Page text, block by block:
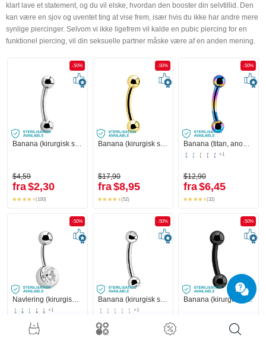
klart lave et statement, og du vil elske, hvordan den booster din selvtillid. Den
kan være en sjov og uventet ting at vise frem, især hvis du ikke har andre mere
synlige piercinger. Selvom vi ikke ligefrem vil kalde en pubic piercing for en
funktionel piercing, vil din seksuelle partner måske være af en anden mening.
-50%
Banana (kirurgisk stål, sølv, blank finish) med Kugler
$4,59
fra$2,30
(100)
-50%
Banana (kirurgisk stål, guld, blank finish)
$17,90
fra$8,95
(52)
-50%
Banana (titan, anodiseret) med Kugler
+1
$12,90
fra$6,45
(32)
-50%
+1
$14,90
-50%
Banana (kirurgisk stål, sølv, blank finish) med Kugler og krystaller
+1
$10,90
-50%
Banana (kirurgisk stål, sort, blank finish) med Kugler